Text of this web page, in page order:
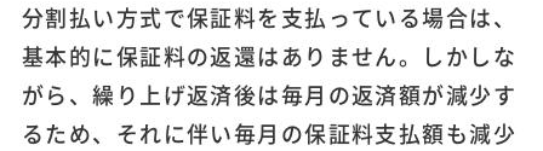
分割払い方式で保証料を支払っている場合は、
基本的に保証料の返還はありません。しかしな
がら、繰り上げ返済後は毎月の返済額が減少す
るため、それに伴い毎月の保証料支払額も減少